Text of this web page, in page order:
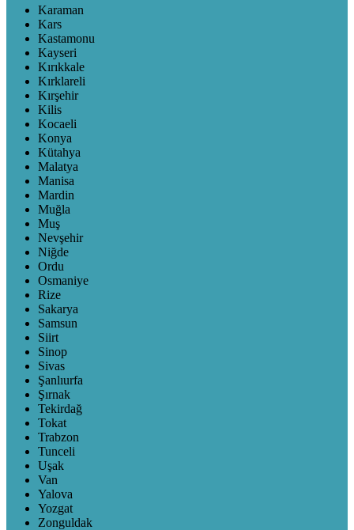
Karaman
Kars
Kastamonu
Kayseri
Kırıkkale
Kırklareli
Kırşehir
Kilis
Kocaeli
Konya
Kütahya
Malatya
Manisa
Mardin
Muğla
Muş
Nevşehir
Niğde
Ordu
Osmaniye
Rize
Sakarya
Samsun
Siirt
Sinop
Sivas
Şanlıurfa
Şırnak
Tekirdağ
Tokat
Trabzon
Tunceli
Uşak
Van
Yalova
Yozgat
Zonguldak